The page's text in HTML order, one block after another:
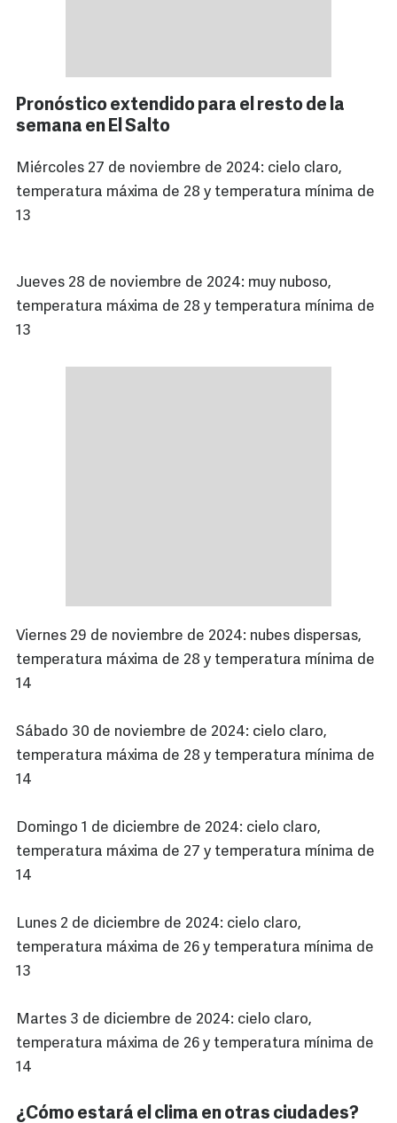
Pronóstico extendido para el resto de la
semana en El Salto
Miércoles 27 de noviembre de 2024: cielo claro,
temperatura máxima de 28 y temperatura mínima de
13
Jueves 28 de noviembre de 2024: muy nuboso,
temperatura máxima de 28 y temperatura mínima de
13
Viernes 29 de noviembre de 2024: nubes dispersas,
temperatura máxima de 28 y temperatura mínima de
14
Sábado 30 de noviembre de 2024: cielo claro,
temperatura máxima de 28 y temperatura mínima de
14
Domingo 1 de diciembre de 2024: cielo claro,
temperatura máxima de 27 y temperatura mínima de
14
Lunes 2 de diciembre de 2024: cielo claro,
temperatura máxima de 26 y temperatura mínima de
13
Martes 3 de diciembre de 2024: cielo claro,
temperatura máxima de 26 y temperatura mínima de
14
¿Cómo estará el clima en otras ciudades?